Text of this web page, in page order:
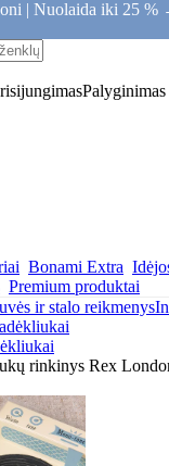
| Nuolaida iki 25 %
Palyginimas
Bonami Extra
Premium produktai
ir stalo reikmenys